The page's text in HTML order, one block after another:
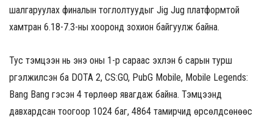
шалгаруулах финалын тоглолтуудыг Jig Jug платформтой
хамтран 6.18-7.3-ны хооронд зохион байгуулж байна.
Тус тэмцээн нь энэ оны 1-р сараас эхлэн 6 сарын турш
үргэлжилсэн ба DOTA 2, CS:GO, PubG Mobile, Mobile Legends:
Bang Bang гэсэн 4 төрлөөр явагдаж байна. Тэмцээнд
давхардсан тоогоор 1024 баг, 4864 тамирчид өрсөлдсөнөөс